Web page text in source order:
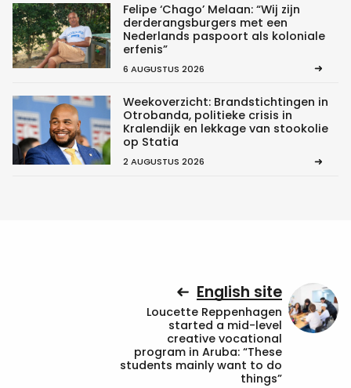
Felipe ‘Chago’ Melaan: “Wij zijn
derderangsburgers met een
Nederlands paspoort als koloniale
erfenis”
6 AUGUSTUS 2026
Weekoverzicht: Brandstichtingen in
Otrobanda, politieke crisis in
Kralendijk en lekkage van stookolie
op Statia
2 AUGUSTUS 2026
English site
Loucette Reppenhagen
started a mid-level
creative vocational
program in Aruba: “These
students mainly want to do
things”